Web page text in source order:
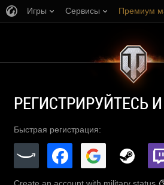
Игры Сервисы Премиум
РЕГИСТРИРУЙТЕСЬ
Быстрая регистрация: